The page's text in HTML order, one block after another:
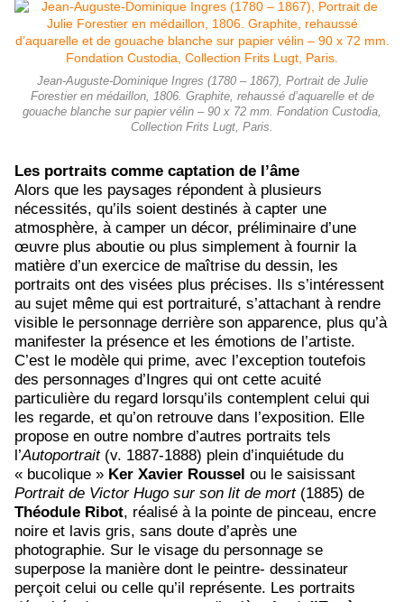
Jean-Auguste-Dominique Ingres (1780 – 1867), Portrait de Julie
Forestier en médaillon, 1806. Graphite, rehaussé d’aquarelle et de
gouache blanche sur papier vélin – 90 x 72 mm. Fondation Custodia,
Collection Frits Lugt, Paris.
Les portraits comme captation de l’âme
Alors que les paysages répondent à plusieurs
nécessités, qu’ils soient destinés à capter une
atmosphère, à camper un décor, préliminaire d’une
œuvre plus aboutie ou plus simplement à fournir la
matière d’un exercice de maîtrise du dessin, les
portraits ont des visées plus précises. Ils s’intéressent
au sujet même qui est portraituré, s’attachant à rendre
visible le personnage derrière son apparence, plus qu’à
manifester la présence et les émotions de l’artiste.
C’est le modèle qui prime, avec l’exception toutefois
des personnages d’Ingres qui ont cette acuité
particulière du regard lorsqu’ils contemplent celui qui
les regarde, et qu’on retrouve dans l’exposition. Elle
propose en outre nombre d’autres portraits tels
l’Autoportrait(v. 1887-1888) plein d’inquiétude du
« bucolique » Ker Xavier Roussel ou le saisissant
Portrait de Victor Hugo sur son lit de mort(1885) de
Théodule Ribot, réalisé à la pointe de pinceau, encre
noire et lavis gris, sans doute d’après une
photographie. Sur le visage du personnage se
superpose la manière dont le peintre- dessinateur
perçoit celui ou celle qu’il représente. Les portraits